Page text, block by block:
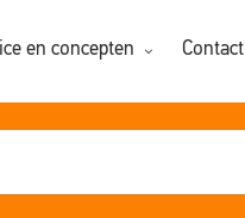
en concepten Contact